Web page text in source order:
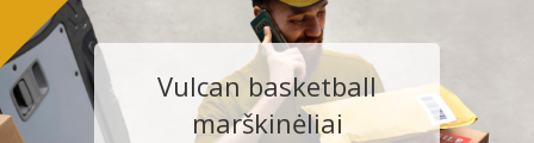
Vulcan basketball
marškinėliai